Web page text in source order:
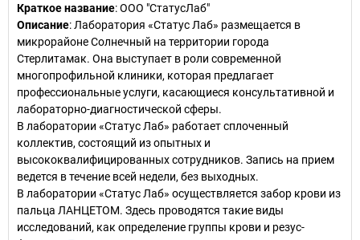
Краткое название:ООО "СтатусЛаб"
Описание: Лаборатория «Статус Лаб» размещается в
микрорайоне Солнечный на территории города
Стерлитамак. Она выступает в роли современной
многопрофильной клиники, которая предлагает
профессиональные услуги, касающиеся консультативной и
лабораторно-диагностической сферы.
В лаборатории «Статус Лаб» работает сплоченный
коллектив, состоящий из опытных и
высококвалифицированных сотрудников. Запись на прием
ведется в течение всей недели, без выходных.
В лаборатории «Статус Лаб» осуществляется забор крови из
пальца ЛАНЦЕТОМ. Здесь проводятся такие виды
исследований, как определение группы крови и резус-